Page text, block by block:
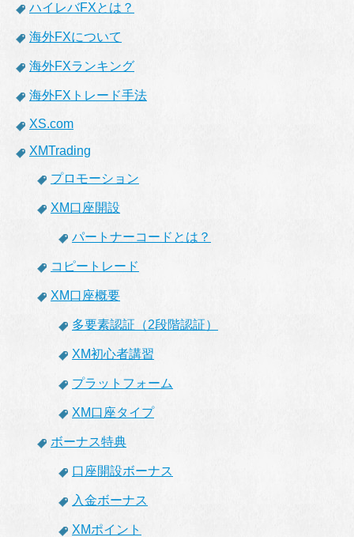
ハイレバFXとは？
海外FXについて
海外FXランキング
海外FXトレード手法
XS.com
XMTrading
プロモーション
XM口座開設
パートナーコードとは？
コピートレード
XM口座概要
多要素認証（2段階認証）
XM初心者講習
プラットフォーム
XM口座タイプ
ボーナス特典
口座開設ボーナス
入金ボーナス
XMポイント